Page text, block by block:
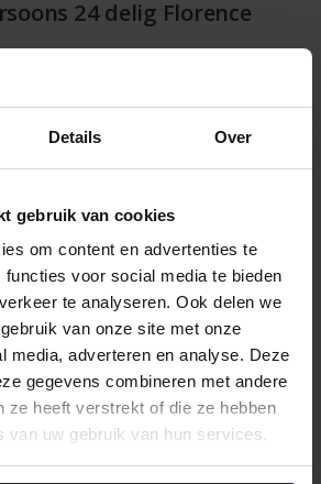
Details Over
gebruik van cookies
om content en advertenties te
functies voor social media te bieden
te analyseren. Ook delen we
van onze site met onze
media, adverteren en analyse. Deze
gegevens combineren met andere
ze heeft verstrekt of die ze hebben
van uw gebruik van hun services.
24 delig Florence
collectie van Pintinox, klik hier.
zijn gemaakt van roestvrij 18/10 staal
afwerking. Het bestek is geschikt om
de vaatwasser. Met deze
u het minimale in huis om met 6
Het bestek heeft een elegant, dun
dit het pronkstuk van een gedekte
in een cadeau verpakking en is dus